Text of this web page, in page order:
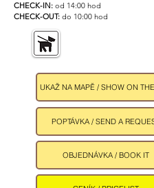
CHECK-IN: od 14:00 hod
CHECK-OUT: do 10:00 hod
UKAŽ NA MAPĚ / SHOW ON
POPTÁVKA / SEND A
OBJEDNÁVKA / BOOK IT